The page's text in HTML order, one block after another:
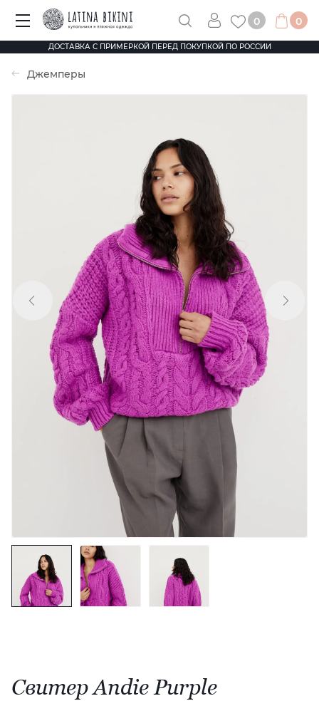
ДОСТАВКА С ПРИМЕРКОЙ ПЕРЕД ПОКУПКОЙ ПО РОССИИ
0 0
Джемперы
Свитер Andie Purple